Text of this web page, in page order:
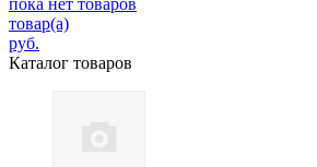
пока нет товаров
товар(а)
руб.
Каталог товаров